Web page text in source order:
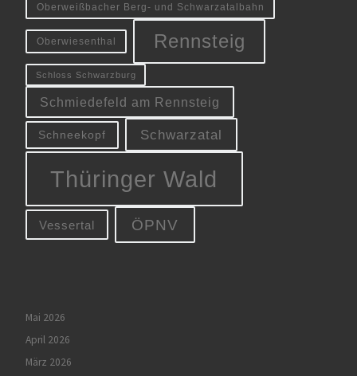
Oberweißbacher Berg- und Schwarzatalbahn
Oberwiesenthal Rennsteig
Schloss Schwarzburg
Schmiedefeld am Rennsteig
Schneekopf Schwarzatal
Thüringer Wald
Vessertal ÖPNV
Mai 2026
April 2026
März 2026